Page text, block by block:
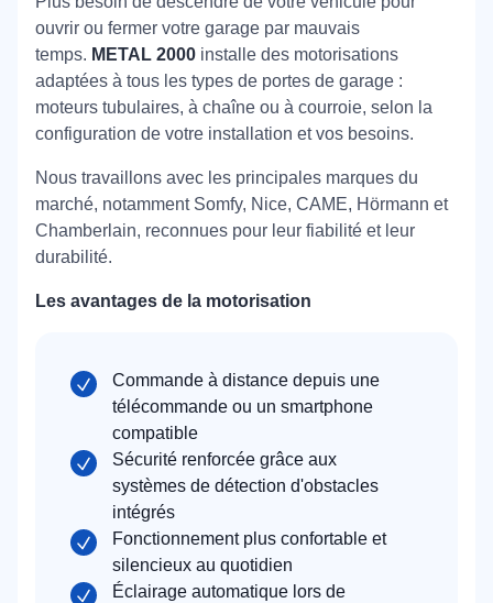
commandes fournisseurs, ce qui permet une
réparation le jour même.
ouvrir ou fermer votre garage par mauvais
temps. METAL 2000 installe des motorisations
adaptées à tous les types de portes de garage :
moteurs tubulaires, à chaîne ou à courroie, selon la
configuration de votre installation et vos besoins.
Nous travaillons avec les principales marques du
marché, notamment Somfy, Nice, CAME, Hörmann et
Chamberlain, reconnues pour leur fiabilité et leur
durabilité.
Les avantages de la motorisation
Commande à distance depuis une
télécommande ou un smartphone
compatible
Sécurité renforcée grâce aux
systèmes de détection d'obstacles
intégrés
Fonctionnement plus confortable et
silencieux au quotidien
Éclairage automatique lors de